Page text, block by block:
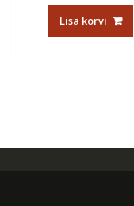
Lisa korvi